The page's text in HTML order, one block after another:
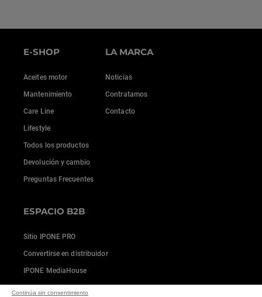
Continúa sin consentimiento
E-SHOP
Aceites motor
Mantenimiento
Care Line
Lifestyle
Todos los productos
Devolución y cambio
Preguntas Frecuentes
LA MARCA
Noticias
Contratamos
Contacto
ESPACIO B2B
Sitio IPONE PRO
Convertirse en distribuidor
IPONE MediaHouse